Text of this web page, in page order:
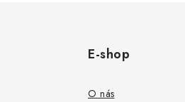
E-shop
O nás